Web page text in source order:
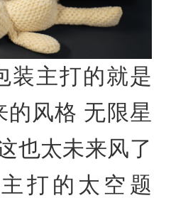
装主打的就是
的风格 无限星
也太未来风了
打的太空题